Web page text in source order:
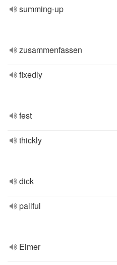
summing-up
zusammenfassen
fixedly
fest
thickly
dick
pailful
Eimer